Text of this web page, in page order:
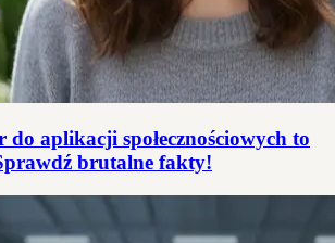
aplikacji społecznościowych to
brutalne fakty!